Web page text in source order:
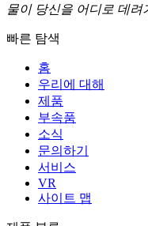
물이 당신을 어디로 데려
빠른 탐색
홈
우리에 대해
제품
부속품
소식
문의하기
서비스
VR
사이트 맵